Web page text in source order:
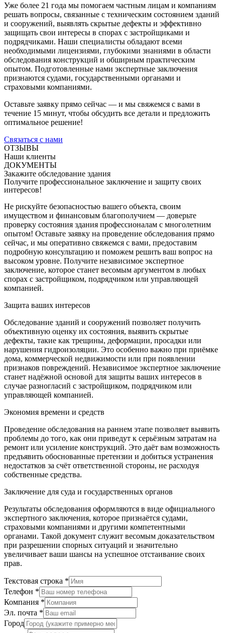
Уже более 21 года мы помогаем частным лицам и компаниям
решать вопросы, связанные с техническим состоянием зданий
и сооружений, выявлять скрытые дефекты и эффективно
защищать свои интересы в спорах с застройщиками и
подрядчиками. Наши специалисты обладают всеми
необходимыми лицензиями, глубокими знаниями в области
обследования конструкций и обширным практическим
опытом. Подготовленные нами экспертные заключения
признаются судами, государственными органами и
страховыми компаниями.
Оставьте заявку прямо сейчас — и мы свяжемся с вами в
течение 15 минут, чтобы обсудить все детали и предложить
оптимальное решение!
Связаться с нами
ОТЗЫВЫ
Наши клиенты
ДОКУМЕНТЫ
Закажите обследование здания
Получите профессиональное заключение и защиту своих
интересов!
Не рискуйте безопасностью вашего объекта, своим
имуществом и финансовым благополучием — доверьте
проверку состояния здания профессионалам с многолетним
опытом! Оставьте заявку на проведение обследования прямо
сейчас, и мы оперативно свяжемся с вами, предоставим
подробную консультацию и поможем решить ваш вопрос на
высоком уровне. Получите независимое экспертное
заключение, которое станет весомым аргументом в любых
спорах с застройщиком, подрядчиком или управляющей
компанией.
Защита ваших интересов
Обследование зданий и сооружений позволяет получить
объективную оценку их состояния, выявить скрытые
дефекты, такие как трещины, деформации, просадки или
нарушения гидроизоляции. Это особенно важно при приёмке
дома, коммерческой недвижимости или при появлении
признаков повреждений. Независимое экспертное заключение
станет надёжной основой для защиты ваших интересов в
случае разногласий с застройщиком, подрядчиком или
управляющей компанией.
Экономия времени и средств
Проведение обследования на раннем этапе позволяет выявить
проблемы до того, как они приведут к серьёзным затратам на
ремонт или усиление конструкций. Это даёт вам возможность
предъявить обоснованные претензии и добиться устранения
недостатков за счёт ответственной стороны, не расходуя
собственные средства.
Заключение для суда и государственных органов
Результаты обследования оформляются в виде официального
экспертного заключения, которое признаётся судами,
страховыми компаниями и другими компетентными
органами. Такой документ служит весомым доказательством
при разрешении спорных ситуаций и значительно
увеличивает ваши шансы на успешное отстаивание своих
прав.
Текстовая строка *
Телефон *
Компания *
Эл. почта *
Город